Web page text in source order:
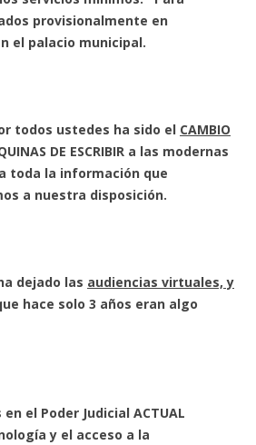
provisionalmente en
el palacio municipal.
todos ustedes ha sido el CAMBIO
DE ESCRIBIR a las modernas
a toda la información que
a nuestra disposición.
dejado las audiencias virtuales, y
hace solo 3 años eran algo
el Poder Judicial ACTUAL
y el acceso a la